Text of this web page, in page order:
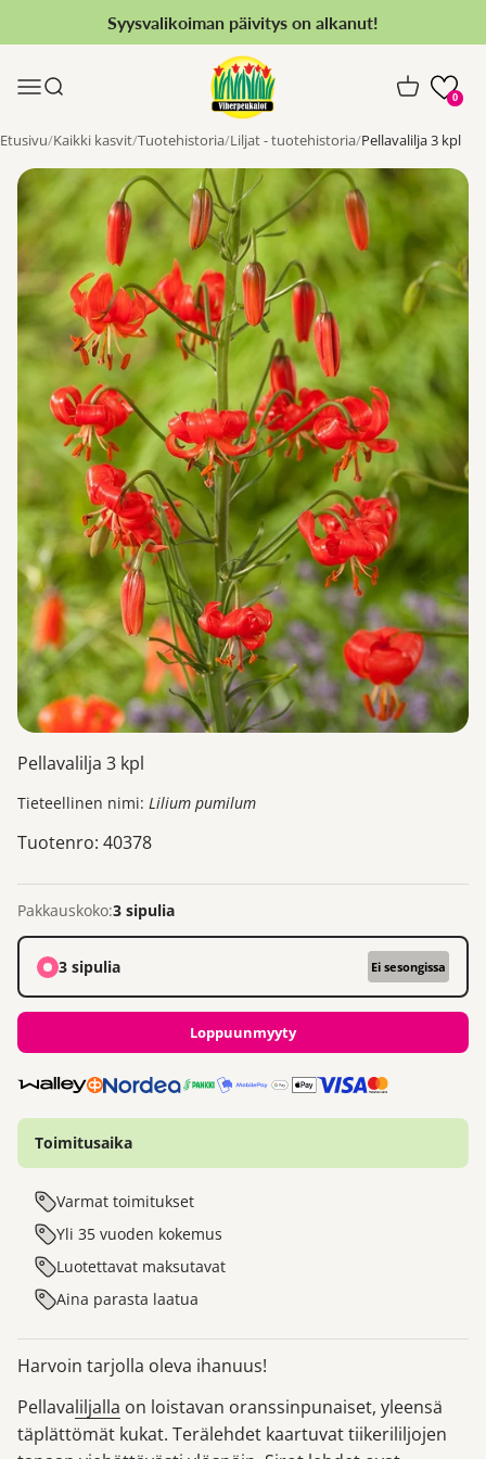
Siirry sisältöönSyysvalikoiman päivitys on alkanut!
Valikko
Haku
Viherpeukalot.fi
Ostoskori
0
Etusivu Kaikki kasvit Tuotehistoria Liljat - tuotehistoria Pellavalilja 3 kpl
Pellavalilja 3 kpl
Tieteellinen nimi: Lilium pumilum
Tuotenro: 40378
Pakkauskoko:3 sipulia
3 sipulia Ei sesongissa
Loppuunmyyty
Toimitusaika
Varmat toimitukset
Yli 35 vuoden kokemus
Luotettavat maksutavat
Aina parasta laatua
Harvoin tarjolla oleva ihanuus!
Pellavaliljalla on loistavan oranssinpunaiset, yleensä
täplättömät kukat. Terälehdet kaartuvat tiikerililjojen